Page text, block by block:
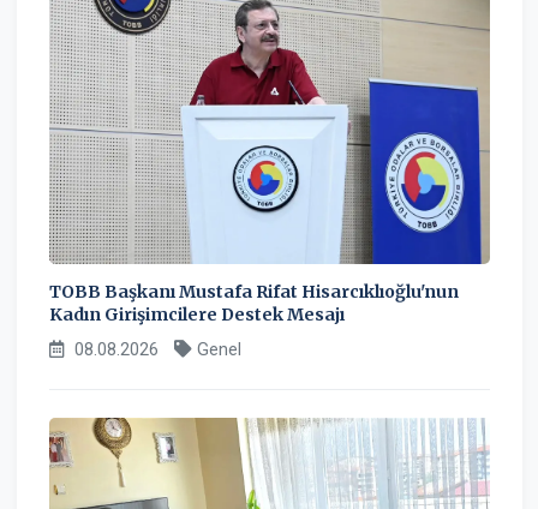
TOBB Başkanı Mustafa Rifat Hisarcıklıoğlu'nun
Kadın Girişimcilere Destek Mesajı
08.08.2026 Genel